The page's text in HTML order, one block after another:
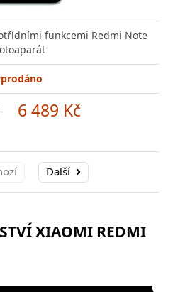
funkcemi Redmi Note
6 489 Kč
Další
XIAOMI REDMI